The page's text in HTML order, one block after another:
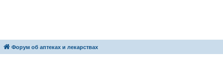
Форум об аптеках и лекарствах